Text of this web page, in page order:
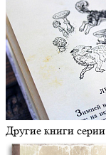
Другие книги серии